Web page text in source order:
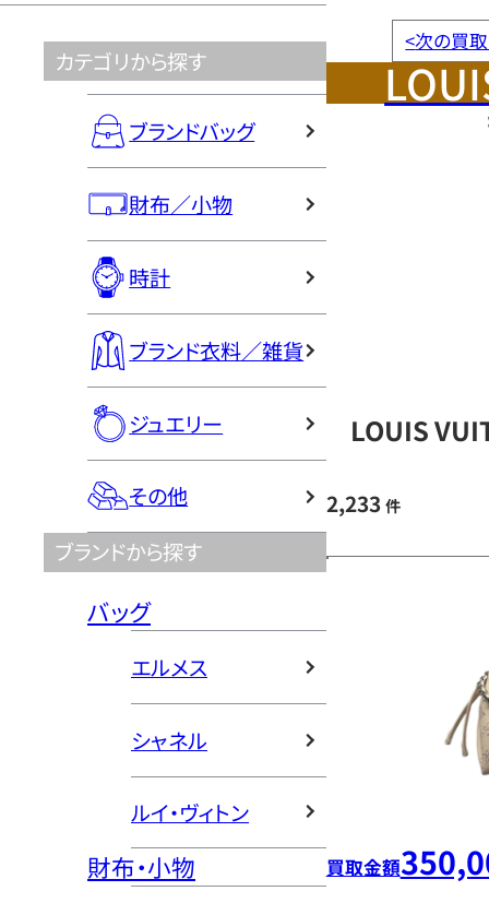
カテゴリから探す
ブランドバッグ
財布／小物
時計
ブランド衣料／雑貨
ジュエリー
その他
ブランドから探す
バッグ
エルメス
シャネル
ルイ・ヴィトン
財布・小物
<次の買
LOUIS
2,233 件
買取金額